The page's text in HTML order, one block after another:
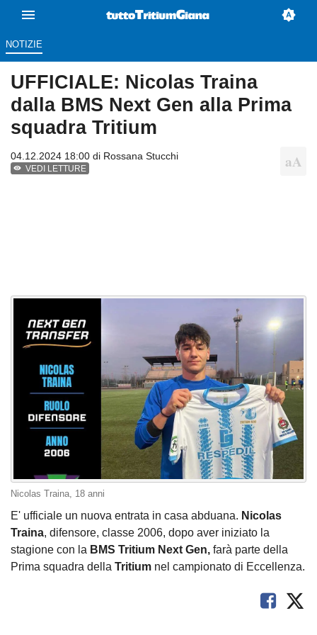
NOTIZIE
UFFICIALE: Nicolas Traina
dalla BMS Next Gen alla Prima
squadra Tritium
04.12.2024 18:00 di Rossana Stucchi
VEDI LETTURE
Nicolas Traina, 18 anni
E' ufficiale un nuova entrata in casa abduana. Nicolas
Traina, difensore, classe 2006, dopo aver iniziato la
stagione con la BMS Tritium Next Gen, farà parte della
Prima squadra della Tritium nel campionato di Eccellenza.